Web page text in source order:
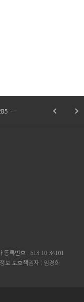
…
등록번호 : 613-10-34101
보 보호책임자 : 임경희